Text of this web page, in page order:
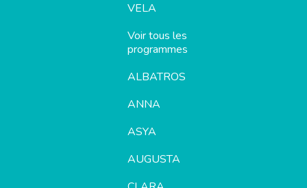
VELA
Voir tous les
programmes
ALBATROS
ANNA
ASYA
AUGUSTA